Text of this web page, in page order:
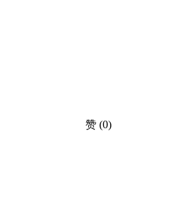
赞 (0)